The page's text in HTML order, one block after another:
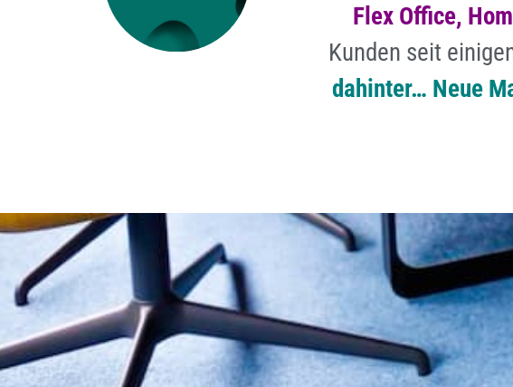
Flex Office,
Kunden seit
dahinter… Neue